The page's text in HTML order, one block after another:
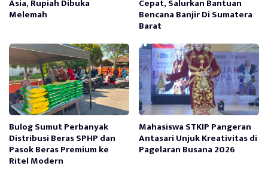
Asia, Rupiah Dibuka
Melemah
Cepat, Salurkan Bantuan
Bencana Banjir Di Sumatera
Barat
Bulog Sumut Perbanyak
Distribusi Beras SPHP dan
Pasok Beras Premium ke
Ritel Modern
Mahasiswa STKIP Pangeran
Antasari Unjuk Kreativitas di
Pagelaran Busana 2026